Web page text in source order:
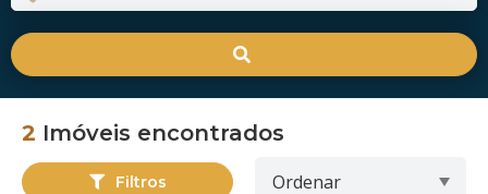
2 Imóveis encontrados
Filtros